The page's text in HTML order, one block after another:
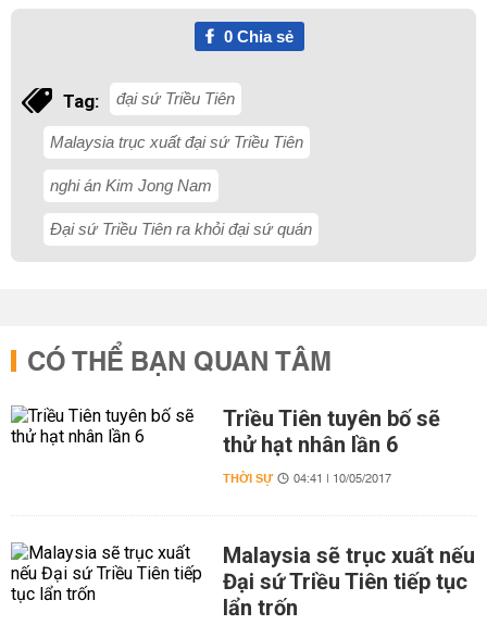
0Chia sẻ
Tag: đại sứ Triều Tiên
Malaysia trục xuất đại sứ Triều Tiên
nghi án Kim Jong Nam
Đại sứ Triều Tiên ra khỏi đại sứ quán
CÓ THỂ BẠN QUAN TÂM
Triều Tiên tuyên bố sẽ
thử hạt nhân lần 6
THỜI SỰ 04:41 | 10/05/2017
Malaysia sẽ trục xuất nếu
Đại sứ Triều Tiên tiếp tục
lẩn trốn